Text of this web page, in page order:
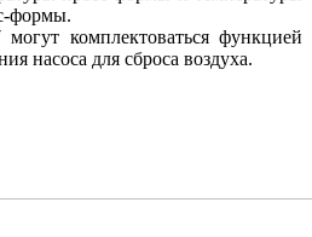
формы.
комплектоваться функцией
насоса для сброса воздуха.